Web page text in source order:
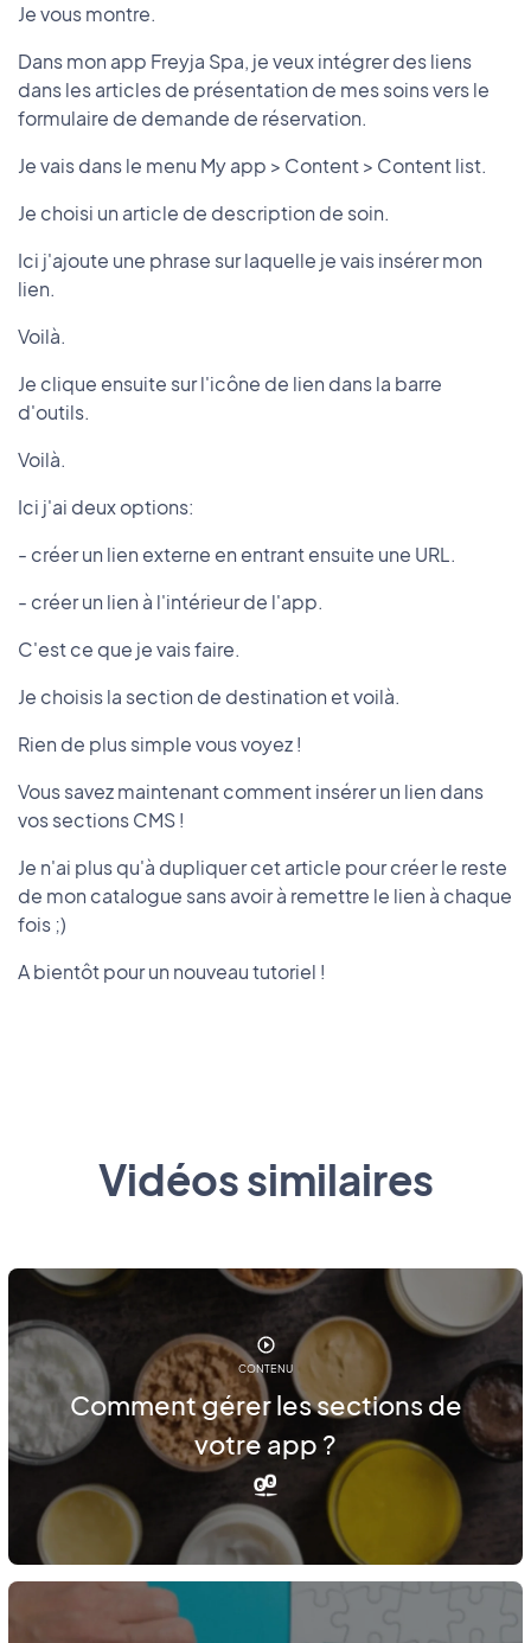
Je vous montre.
Dans mon app Freyja Spa, je veux intégrer des liens
dans les articles de présentation de mes soins vers le
formulaire de demande de réservation.
Je vais dans le menu My app > Content > Content list.
Je choisi un article de description de soin.
Ici j'ajoute une phrase sur laquelle je vais insérer mon
lien.
Voilà.
Je clique ensuite sur l'icône de lien dans la barre
d'outils.
Voilà.
Ici j'ai deux options:
- créer un lien externe en entrant ensuite une URL.
- créer un lien à l'intérieur de l'app.
C'est ce que je vais faire.
Je choisis la section de destination et voilà.
Rien de plus simple vous voyez !
Vous savez maintenant comment insérer un lien dans
vos sections CMS !
Je n'ai plus qu'à dupliquer cet article pour créer le reste
de mon catalogue sans avoir à remettre le lien à chaque
fois ;)
A bientôt pour un nouveau tutoriel !
Vidéos similaires
CONTENU
Comment gérer les sections de
votre app ?